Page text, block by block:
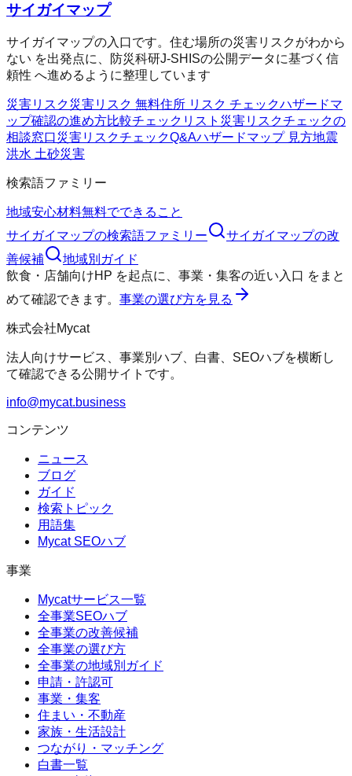
サイガイマップ
サイガイマップの入口です。住む場所の災害リスクがわから
ない を出発点に、防災科研J-SHISの公開データに基づく信
頼性 へ進めるように整理しています
災害リスク災害リスク 無料住所 リスク チェックハザードマ
ップ確認の進め方比較チェックリスト 災害リスクチェックの
相談窓口災害リスクチェックQ&Aハザードマップ 見方地震
洪水 土砂災害
検索語ファミリー
地域安心材料無料でできること
サイガイマップの検索語ファミリー サイガイマップの改
善候補
地域別ガイド
飲食・店舗向けHP を起点に、 事業・集客の近い入口 をまと
めて確認できます。 事業の選び方を見る
株式会社Mycat
法人向けサービス、事業別ハブ、白書、SEOハブを横断し
て確認できる公開サイトです。
info@mycat.business
コンテンツ
ニュース
ブログ
ガイド
検索トピック
用語集
Mycat SEOハブ
事業
Mycatサービス一覧
全事業SEOハブ
全事業の改善候補
全事業の選び方
全事業の地域別ガイド
申請・許認可
事業・集客
住まい・不動産
家族・生活設計
つながり・マッチング
白書一覧